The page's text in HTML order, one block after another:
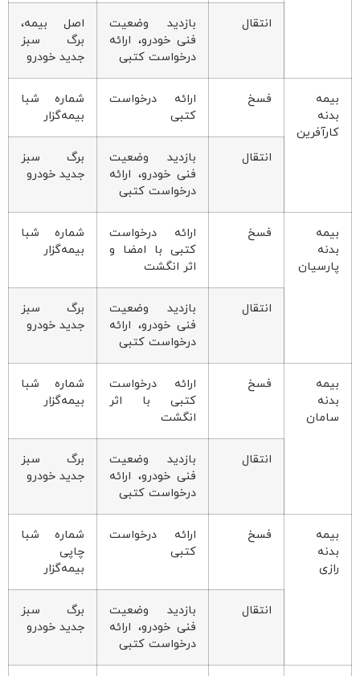
انتقال
بازدید وضعیت
فنی خودرو، ارائه
درخواست کتبی
اصل بیمه،
برگ سبز
جدید خودرو
بیمه
کارآفرین
فسخ
ارائه درخواست
کتبی
شماره شبا
بیمه‌گزار
انتقال
بازدید وضعیت
فنی خودرو، ارائه
درخواست کتبی
برگ سبز
جدید خودرو
بیمه
پارسیان
فسخ
ارائه درخواست
کتبی با امضا و
اثر انگشت
شماره شبا
بیمه‌گزار
انتقال
بازدید وضعیت
فنی خودرو، ارائه
درخواست کتبی
برگ سبز
جدید خودرو
بیمه
سامان
فسخ
ارائه درخواست
کتبی با اثر
انگشت
شماره شبا
بیمه‌گزار
انتقال
بازدید وضعیت
فنی خودرو، ارائه
درخواست کتبی
برگ سبز
جدید خودرو
بیمه
فسخ
ارائه درخواست
کتبی
شماره شبا
چاپی
بیمه‌گزار
انتقال
بازدید وضعیت
فنی خودرو، ارائه
درخواست کتبی
برگ سبز
جدید خودرو